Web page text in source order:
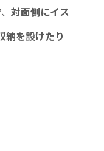
対面側にイス
納を設けたり